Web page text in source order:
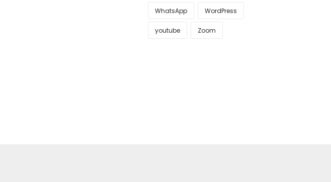
WhatsApp WordPress
youtube Zoom